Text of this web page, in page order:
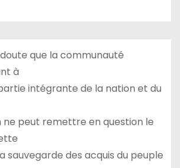
que la communauté
à
intégrante de la nation et du
ne peut remettre en question le
sauvegarde des acquis du peuple